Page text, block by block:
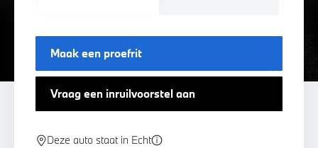
Maak een proefrit
Vraag een inruilvoorstel aan
Deze auto staat in Echt